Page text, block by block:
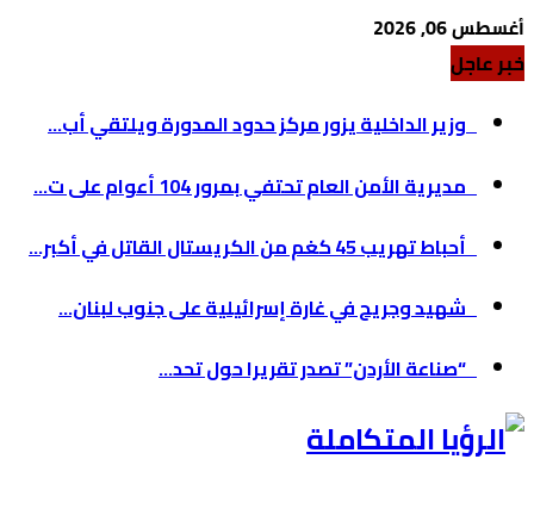
أغسطس 06, 2026
خبر عاجل
وزير الداخلية يزور مركز حدود المدورة ويلتقي أب...
مديرية الأمن العام تحتفي بمرور 104 أعوام على ت...
أحباط تهريب 45 كغم من الكريستال القاتل في أكبر...
شهيد وجريح في غارة إسرائيلية على جنوب لبنان...
“صناعة الأردن” تصدر تقريرا حول تحد...